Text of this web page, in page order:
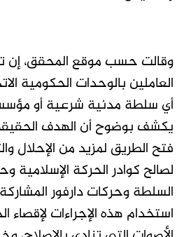
وقالت حسب موقع المحقق، إن
العاملين بالوحدات الحكومية
أي سلطة مدنية شرعية أو
يكشف بوضوح أن الهدف
فتح الطريق لمزيد من الإحلال
لصالح كوادر الحركة الإسلامية
السلطة وحركات دارفور
استخدام هذه الإجراءات